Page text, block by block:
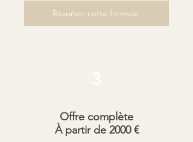
Réserver cette formule
Offre complète
À partir de 2000 €